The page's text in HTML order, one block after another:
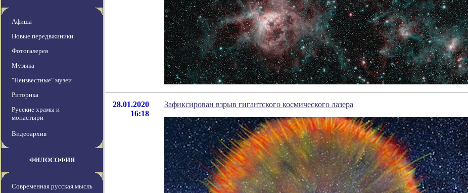
Афиша
Новые передвжиники
Фотогалерея
Музыка
"Неизвестные" музеи
Риторика
Русские храмы и
монастыри
Видеоархив
ФИЛОСОФИЯ
Современная русская мысль
28.01.2020
16:18
Зафиксирован взрыв гигантского космического лазера